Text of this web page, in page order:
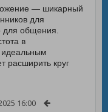
— шикарный
для
для общения.
в
идеальным
расширить круг
16:00